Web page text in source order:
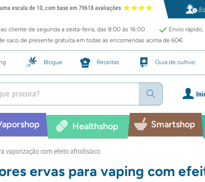
escala de 10, com base em 79618 avaliações
cliente de segunda a sexta-feira, das 8:00 às 16:00
Envio
saco de presente gratuita em todas as encomendas acima de 60€.
Blogue Receitas Guia de cultivo
Healthshop Smartshop
vaporização com efeito afrodisíaco
ervas para vaping com